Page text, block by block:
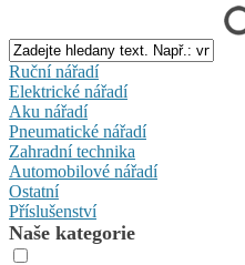
Ruční nářadí
Elektrické nářadí
Aku nářadí
Pneumatické nářadí
Zahradní technika
Automobilové nářadí
Ostatní
Příslušenství
Naše kategorie